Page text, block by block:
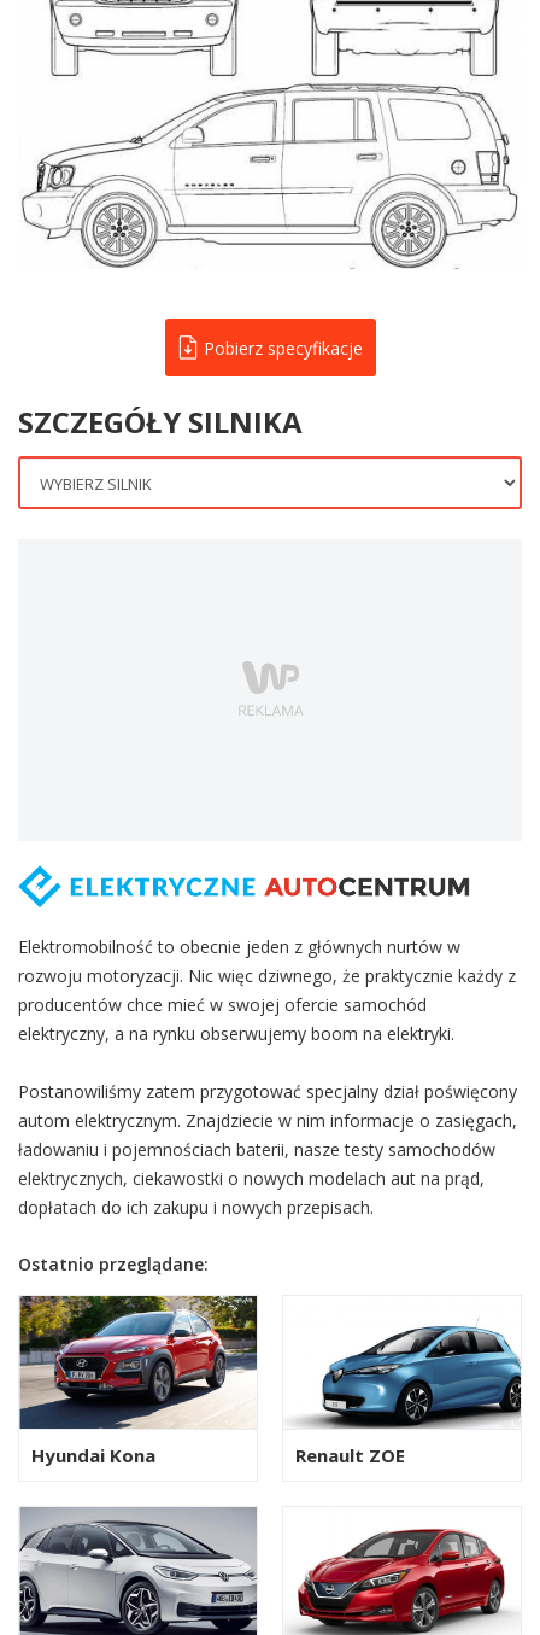
Pobierz specyfikacje
SZCZEGÓŁY SILNIKA
Elektromobilność to obecnie jeden z głównych nurtów w
rozwoju motoryzacji. Nic więc dziwnego, że praktycznie każdy z
producentów chce mieć w swojej ofercie samochód
elektryczny, a na rynku obserwujemy boom na elektryki.
Postanowiliśmy zatem przygotować specjalny dział poświęcony
autom elektrycznym. Znajdziecie w nim informacje o zasięgach,
ładowaniu i pojemnościach baterii, nasze testy samochodów
elektrycznych, ciekawostki o nowych modelach aut na prąd,
dopłatach do ich zakupu i nowych przepisach.
Ostatnio przeglądane:
Hyundai Kona Renault ZOE